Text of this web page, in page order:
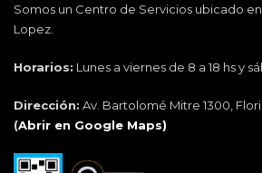
Somos un Centro de Servicios ubicado
Lopez.
Horarios: Lunes a viernes de 8 a 18 hs y
Dirección: Av. Bartolomé Mitre 1300,
(Abrir en Google Maps)